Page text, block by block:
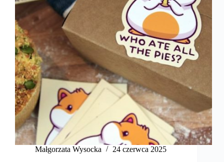
Małgorzata Wysocka 24 czerwca 2025